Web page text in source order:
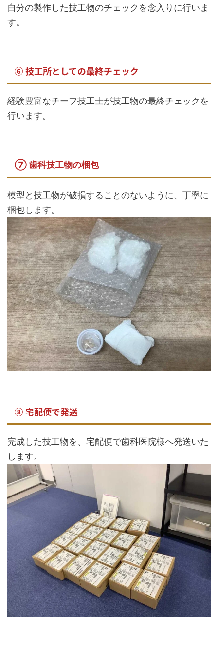
自分の製作した技工物のチェックを念入りに行いま
す。
⑥ 技工所としての最終チェック
経験豊富なチーフ技工士が技工物の最終チェックを
行います。
⑦ 歯科技工物の梱包
模型と技工物が破損することのないように、丁寧に
梱包します。
⑧ 宅配便で発送
完成した技工物を、宅配便で歯科医院様へ発送いた
します。